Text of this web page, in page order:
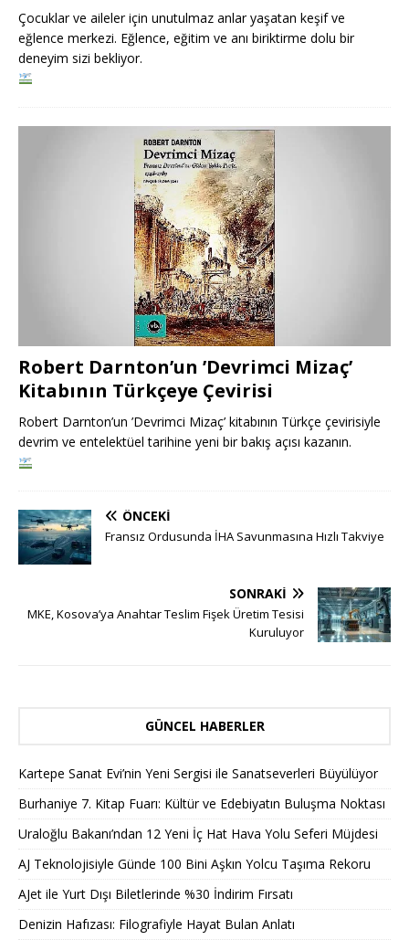
Çocuklar ve aileler için unutulmaz anlar yaşatan keşif ve
eğlence merkezi. Eğlence, eğitim ve anı biriktirme dolu bir
deneyim sizi bekliyor.
Robert Darnton’un ’Devrimci Mizaç’
Kitabının Türkçeye Çevirisi
Robert Darnton’un ’Devrimci Mizaç’ kitabının Türkçe çevirisiyle
devrim ve entelektüel tarihine yeni bir bakış açısı kazanın.
ÖNCEKI
Fransız Ordusunda İHA Savunmasına Hızlı Takviye
SONRAKI
MKE, Kosova’ya Anahtar Teslim Fişek Üretim Tesisi
Kuruluyor
GÜNCEL HABERLER
Kartepe Sanat Evi’nin Yeni Sergisi ile Sanatseverleri Büyülüyor
Burhaniye 7. Kitap Fuarı: Kültür ve Edebiyatın Buluşma Noktası
Uraloğlu Bakanı’ndan 12 Yeni İç Hat Hava Yolu Seferi Müjdesi
AJ Teknolojisiyle Günde 100 Bini Aşkın Yolcu Taşıma Rekoru
AJet ile Yurt Dışı Biletlerinde %30 İndirim Fırsatı
Denizin Hafızası: Filografiyle Hayat Bulan Anlatı